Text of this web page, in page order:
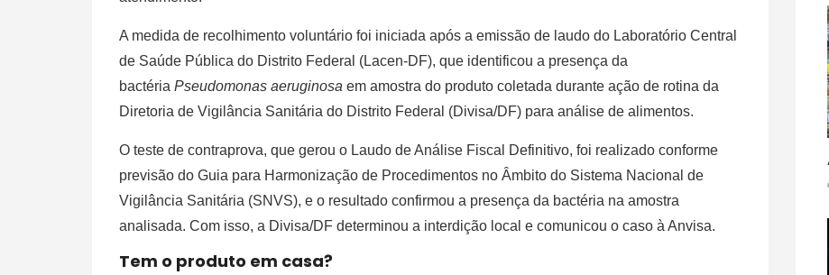
A medida de recolhimento voluntário foi iniciada após a emissão de laudo do Laboratório Central
de Saúde Pública do Distrito Federal (Lacen-DF), que identificou a presença da
bactéria Pseudomonas aeruginosa em amostra do produto coletada durante ação de rotina da
Diretoria de Vigilância Sanitária do Distrito Federal (Divisa/DF) para análise de alimentos.
O teste de contraprova, que gerou o Laudo de Análise Fiscal Definitivo, foi realizado conforme
previsão do Guia para Harmonização de Procedimentos no Âmbito do Sistema Nacional de
Vigilância Sanitária (SNVS), e o resultado confirmou a presença da bactéria na amostra
analisada. Com isso, a Divisa/DF determinou a interdição local e comunicou o caso à Anvisa.
Tem o produto em casa?